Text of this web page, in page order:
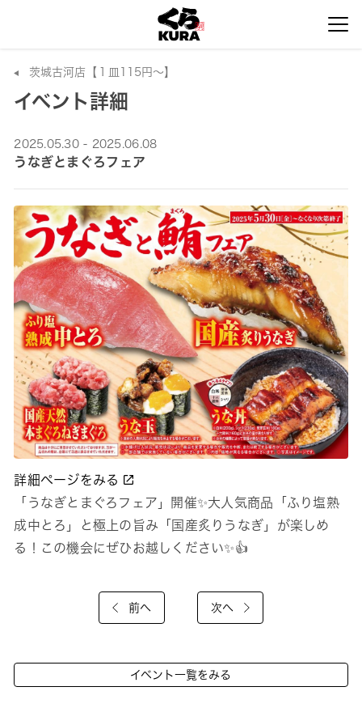
茨城古河店【１皿115円～】
イベント詳細
2025.05.30 - 2025.06.08
うなぎとまぐろフェア
詳細ページをみる
「うなぎとまぐろフェア」開催✨大人気商品「ふり塩熟
成中とろ」と極上の旨み「国産炙りうなぎ」が楽しめ
る！この機会にぜひお越しください✨👍
前へ 次へ
イベント一覧をみる